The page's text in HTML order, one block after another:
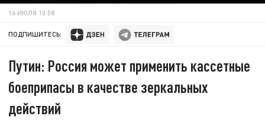
16 ИЮЛЯ 10:58
ПОДПИШИТЕСЬ:
Путин: Россия может применить кассетные
боеприпасы в качестве зеркальных
действий